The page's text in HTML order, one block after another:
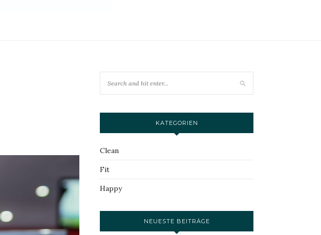
KATEGORIEN
Clean
Fit
Happy
NEUESTE BEITRÄGE